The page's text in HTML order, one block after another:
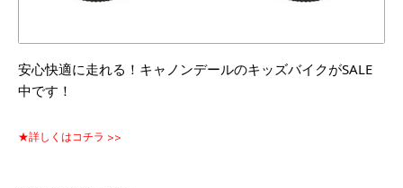
安心快適に走れる！キャノンデールのキッズバイクがSALE
中です！
★詳しくはコチラ >>